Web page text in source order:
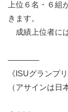
上位６名・６組
きます。
成績上位者に
————
《ISUグランプ
（アサインは日